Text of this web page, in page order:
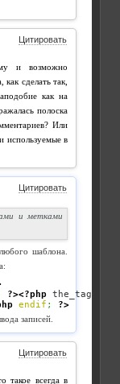
Цитировать
и возможно
сделать так,
как на
полоска
Или
используемые в
Цитировать
и метками
шаблона.
?><?php the_tags
endif ; ?>
записей.
Цитировать
такое всегда в